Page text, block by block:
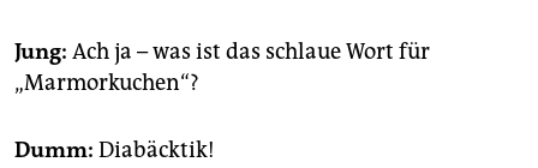
Jung: Ach ja – was ist das schlaue Wort für
„Marmorkuchen“?
Dumm: Diabäcktik!